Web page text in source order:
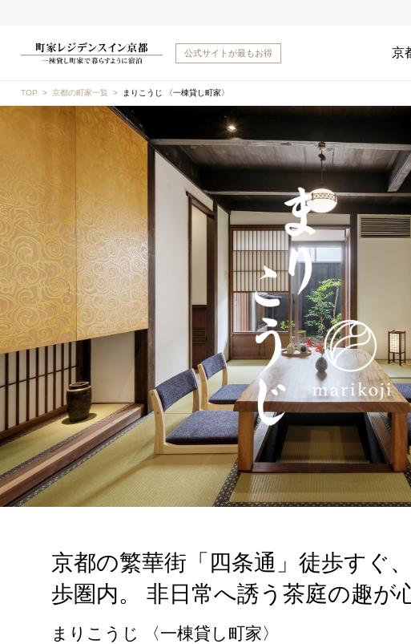
公式サイトが最もお得 京
TOP 京都の町家一覧 まりこうじ 〈一棟貸し町家〉
京都の繁華街「四条通」徒歩すぐ
歩圏内。 非日常へ誘う茶庭の趣が
まりこうじ 〈一棟貸し町家〉